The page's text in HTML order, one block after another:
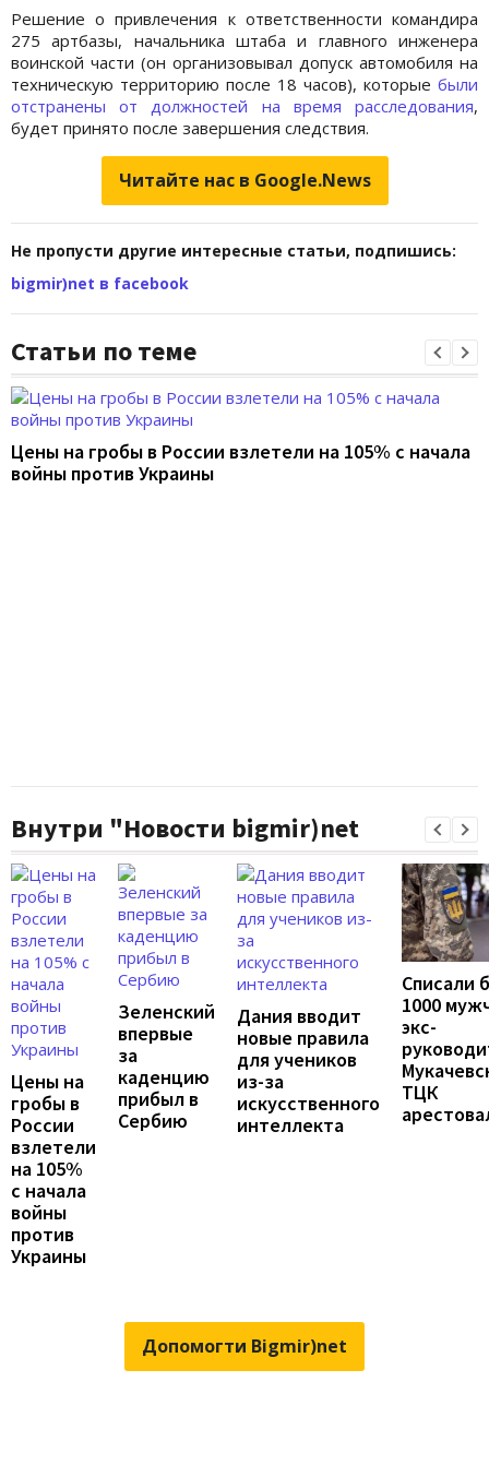
Решение о привлечения к ответственности командира
275 артбазы, начальника штаба и главного инженера
воинской части (он организовывал допуск автомобиля на
техническую территорию после 18 часов), которые были
отстранены от должностей на время расследования,
будет принято после завершения следствия.
Читайте нас в Google.News
Не пропусти другие интересные статьи, подпишись:
bigmir)net в facebook
Статьи по теме
Цены на гробы в России взлетели на 105% с начала
войны против Украины
Внутри "Новости bigmir)net
Цены на
гробы в
России
взлетели
на 105%
с начала
войны
против
Украины
Зеленский
впервые
за
каденцию
прибыл в
Сербию
Дания вводит
новые правила
для учеников
из-за
искусственного
интеллекта
Списали
1000
экс-
ТЦК
Допомогти Bigmir)net